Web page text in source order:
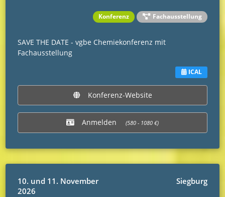
Konferenz Fachausstellung
SAVE THE DATE - vgbe Chemiekonferenz mit
Fachausstellung
ICAL
Konferenz-Website
Anmelden (580 - 1080 €)
10. und 11. November
2026
Siegburg